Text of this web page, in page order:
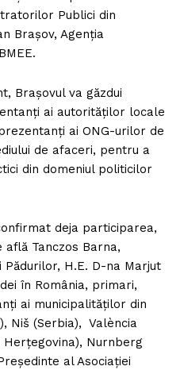
Publici din
Brașov, Agenția
Brașovul va găzdui
ai autorităților locale
ai ONG-urilor de
de afaceri, pentru a
din domeniul politicilor
deja participarea,
Tanczos Barna,
Pădurilor, H.E. D-na Marjut
în România, primari,
ai municipalităților din
Niš (Serbia), València
Herțegovina), Nurnberg
al Asociației